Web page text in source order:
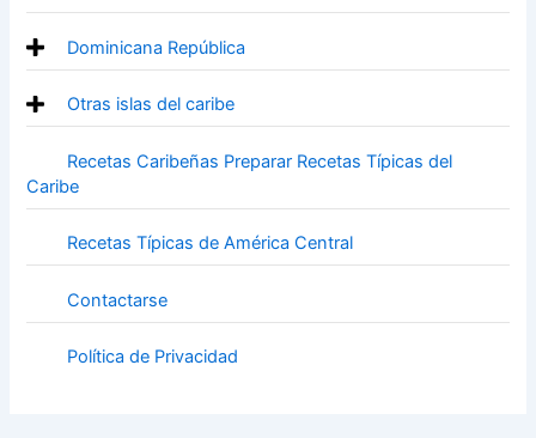
Dominicana República
Otras islas del caribe
Recetas Caribeñas Preparar Recetas Típicas del
Caribe
Recetas Típicas de América Central
Contactarse
Política de Privacidad